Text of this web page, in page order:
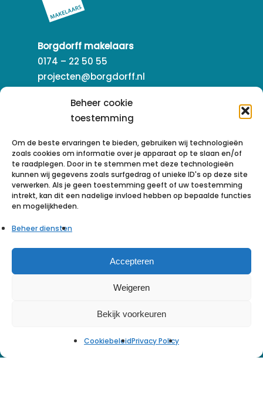
Beheer cookie
toestemming
Om de beste ervaringen te bieden, gebruiken wij technologieën
zoals cookies om informatie over je apparaat op te slaan en/of
te raadplegen. Door in te stemmen met deze technologieën
kunnen wij gegevens zoals surfgedrag of unieke ID's op deze site
verwerken. Als je geen toestemming geeft of uw toestemming
intrekt, kan dit een nadelige invloed hebben op bepaalde functies
en mogelijkheden.
Beheer diensten
Accepteren
Weigeren
Bekijk voorkeuren
CookiebeleidPrivacy Policy
Borgdorff makelaars
0174 – 22 50 55
projecten@borgdorff.nl
Olsthoorn makelaars
0174 – 70 60 20
nieuwbouw@olsthoornmakelaars.nl